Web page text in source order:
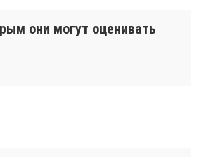
они могут оценивать